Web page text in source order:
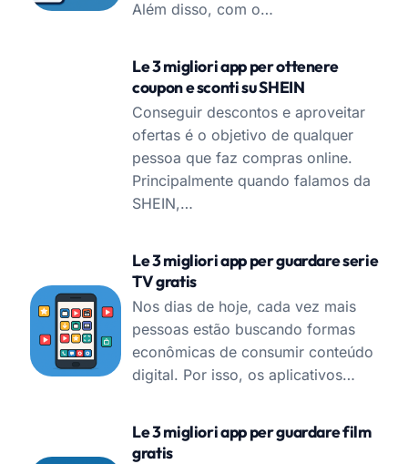
Além disso, com o…
Le 3 migliori app per ottenere
coupon e sconti su SHEIN
Conseguir descontos e aproveitar
ofertas é o objetivo de qualquer
pessoa que faz compras online.
Principalmente quando falamos da
SHEIN,…
Le 3 migliori app per guardare serie
TV gratis
Nos dias de hoje, cada vez mais
pessoas estão buscando formas
econômicas de consumir conteúdo
digital. Por isso, os aplicativos…
Le 3 migliori app per guardare film
gratis